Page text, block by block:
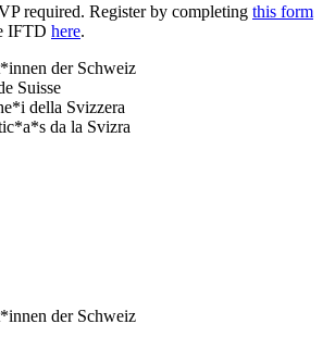
required. Register by completing this form
IFTD here.
der Schweiz
Suisse
della Svizzera
da la Svizra
der Schweiz